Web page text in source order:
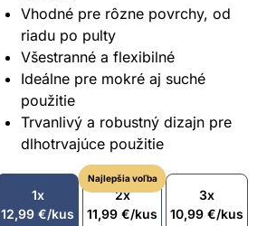
Vhodné pre rôzne povrchy, od
riadu po pulty
Všestranné a flexibilné
Ideálne pre mokré aj suché
použitie
Trvanlivý a robustný dizajn pre
dlhotrvajúce použitie
1x
12,99 €/kus
Najlepšia voľba
2x
11,99 €/kus
3x
10,99 €/kus